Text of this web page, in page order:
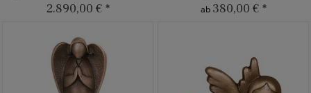
2.890,00 € * ab 380,00 € *